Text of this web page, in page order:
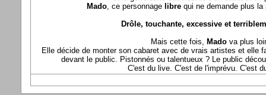
Mado, ce personnage librequi ne demande plus la
Drôle, touchante, excessive et
Mais cette fois, Mado va plus
Elle décide de monter son cabaret avec de vrais artistes et elle
devant le public. Pistonnés ou talentueux ? Le public
C'est du live. C'est de l'imprévu. C'est